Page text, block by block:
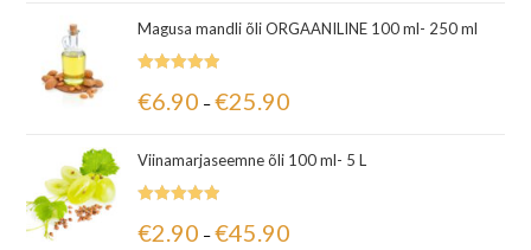
Magusa mandli õli ORGAANILINE 100 ml- 250 ml
5.00/ 5
€6.90 – €25.90
Viinamarjaseemne õli 100 ml- 5 L
5.00 / 5
€2.90 – €45.90